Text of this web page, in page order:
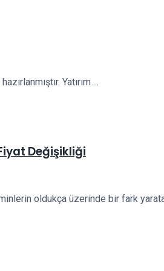
Yatırım ...
Değişikliği
oldukça üzerinde bir fark